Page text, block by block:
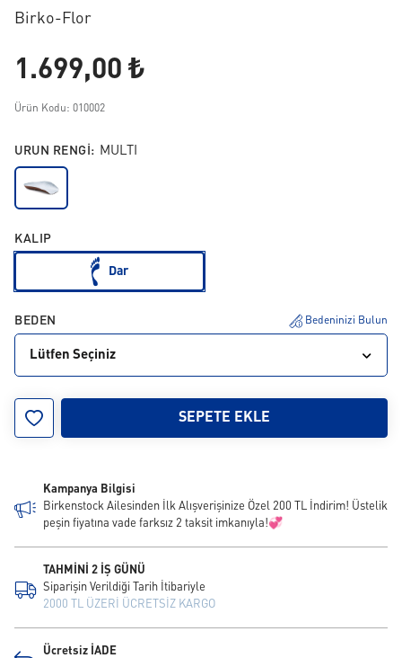
Birko-Flor
1.699,00 ₺
Ürün Kodu: 010002
URUN RENGI: MULTI
KALIP
Dar
BEDEN Bedeninizi Bulun
Lütfen Seçiniz
44 45 46
SEPETE EKLE
Kampanya Bilgisi
Birkenstock Ailesinden İlk Alışverişinize Özel 200 TL İndirim! Üstelik
peşin fiyatına vade farksız 2 taksit imkanıyla!💞
TAHMİNİ 2 İŞ GÜNÜ
Siparişin Verildiği Tarih İtibariyle
2000 TL ÜZERİ ÜCRETSİZ KARGO
Ücretsiz İADE